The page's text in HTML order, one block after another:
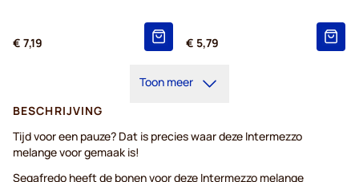
€ 7,19 € 5,79
Toon meer
BESCHRIJVING
Tijd voor een pauze? Dat is precies waar deze Intermezzo
melange voor gemaak is!
Segafredo heeft de bonen voor deze Intermezzo melange